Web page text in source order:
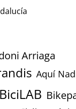
Arriaga
Aquí
BiciLAB